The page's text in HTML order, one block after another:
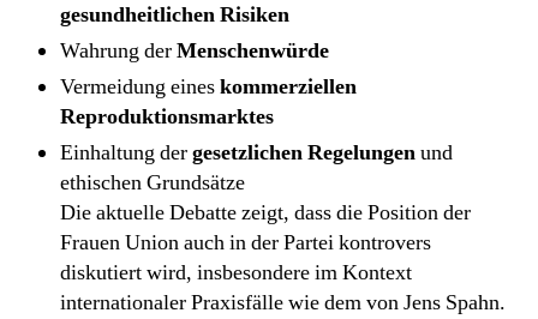
gesundheitlichen Risiken
Wahrung derMenschenwürde
Vermeidung eineskommerziellen
Reproduktionsmarktes
Einhaltung dergesetzlichen Regelungenund
ethischen Grundsätze
Die aktuelle Debatte zeigt, dass die Position der
Frauen Union auch in der Partei kontrovers
diskutiert wird, insbesondere im Kontext
internationaler Praxisfälle wie dem von Jens Spahn.